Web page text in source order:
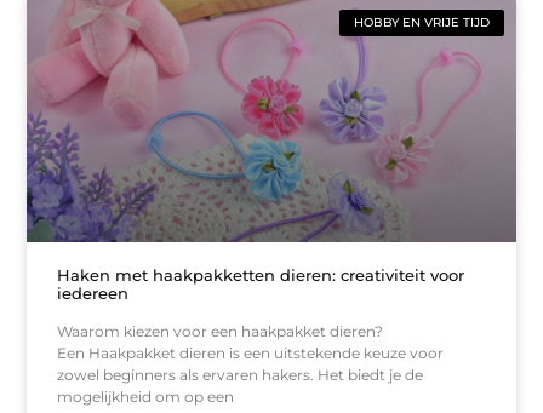
HOBBY EN VRIJE TIJD
Haken met haakpakketten dieren: creativiteit voor
iedereen
Waarom kiezen voor een haakpakket dieren?
Een Haakpakket dieren is een uitstekende keuze voor
zowel beginners als ervaren hakers. Het biedt je de
mogelijkheid om op een